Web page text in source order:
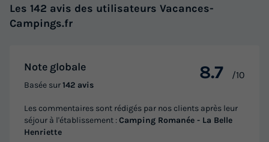
Les 142 avis des utilisateurs Vacances-
Campings.fr
Note globale
Basée sur142 avis
8.7 /10
Les commentaires sont rédigés par nos clients après leur
séjour à l'établissement :Camping Romanée - La Belle
Henriette